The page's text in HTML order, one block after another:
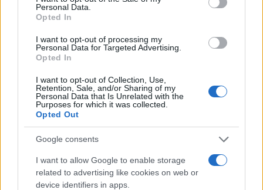
Personal Data.
Opted In
I want to opt-out of processing my
Personal Data for Targeted Advertising.
Opted In
I want to opt-out of Collection, Use,
Retention, Sale, and/or Sharing of my
Personal Data that Is Unrelated with the
Purposes for which it was collected.
Opted Out
Google consents
I want to allow Google to enable storage
related to advertising like cookies on web or
device identifiers in apps.
NECROLOGIE
Mario Malu
Paolo Pinna